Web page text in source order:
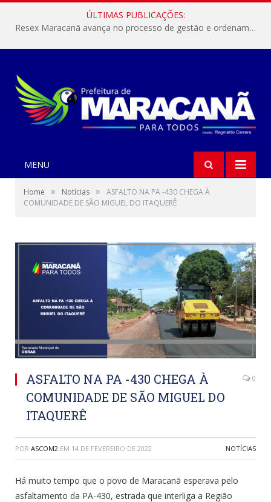
ÚLTIMAS PUBLICAÇÕES:
Resex Maracanã avança no processo de gestão e ordenamento do turismo em nossas áreas protegidas.
MENU
Home » Notícias »
ASFALTO NA PA -430 CHEGA À
COMUNIDADE DE SÃO MIGUEL DO ITAQUERÊ
ASFALTO NA PA -430 CHEGA À
COMUNIDADE DE SÃO MIGUEL DO
ITAQUERÊ
0
POR ASCOM2 EM 14 DE FEVEREIRO DE 2022 NOTÍCIAS
Há muito tempo que o povo de Maracanã esperava pelo
asfaltamento da PA-430, estrada que interliga a Região